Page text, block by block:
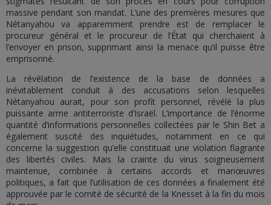
massive pendant son mandat. L’une des premières mesures que
Nétanyahou va apparemment prendre est de remplacer le
procureur général et le procureur de l’État qui cherchaient à
l’envoyer en prison, supprimant ainsi la menace qu’il puisse être
emprisonné.
La révélation de l’existence de la base de données a
inévitablement conduit à des accusations selon lesquelles
Nétanyahou aurait, pour son profit personnel, révélé la plus
puissante arme antiterroriste d’Israël. L’importance de l’énorme
quantité d’informations personnelles collectées par le Shin Bet a
également suscité des inquiétudes, notamment en ce qui
concerne la suggestion qu’elle constituait une violation flagrante
des libertés civiles. Mais la crainte du virus soigneusement
maintenue, combinée à certains accords et manœuvres
politiques, a fait que l’utilisation de ces données a finalement été
approuvée par le comité de sécurité de la Knesset à la fin du mois